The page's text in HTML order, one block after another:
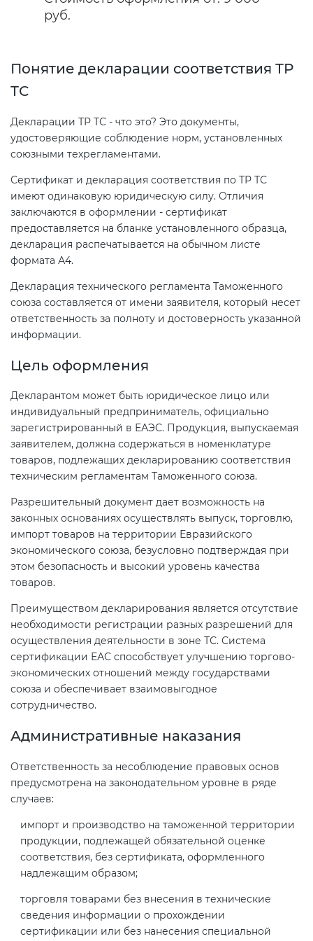
руб.
Понятие декларации соответствия ТР
ТС
Декларации ТР ТС - что это? Это документы,
удостоверяющие соблюдение норм, установленных
союзными техрегламентами.
Сертификат и декларация соответствия по ТР ТС
имеют одинаковую юридическую силу. Отличия
заключаются в оформлении - сертификат
предоставляется на бланке установленного образца,
декларация распечатывается на обычном листе
формата А4.
Декларация технического регламента Таможенного
союза составляется от имени заявителя, который несет
ответственность за полноту и достоверность указанной
информации.
Цель оформления
Декларантом может быть юридическое лицо или
индивидуальный предприниматель, официально
зарегистрированный в ЕАЭС. Продукция, выпускаемая
заявителем, должна содержаться в номенклатуре
товаров, подлежащих декларированию соответствия
техническим регламентам Таможенного союза.
Разрешительный документ дает возможность на
законных основаниях осуществлять выпуск, торговлю,
импорт товаров на территории Евразийского
экономического союза, безусловно подтверждая при
этом безопасность и высокий уровень качества
товаров.
Преимуществом декларирования является отсутствие
необходимости регистрации разных разрешений для
осуществления деятельности в зоне ТС. Система
сертификации ЕАС способствует улучшению торгово-
экономических отношений между государствами
союза и обеспечивает взаимовыгодное
сотрудничество.
Административные наказания
Ответственность за несоблюдение правовых основ
предусмотрена на законодательном уровне в ряде
случаев:
импорт и производство на таможенной территории
продукции, подлежащей обязательной оценке
соответствия, без сертификата, оформленного
надлежащим образом;
торговля товарами без внесения в технические
сведения информации о прохождении
сертификации или без нанесения специальной
Сертификация электротехники
Сертификация ресурсов
Остальное